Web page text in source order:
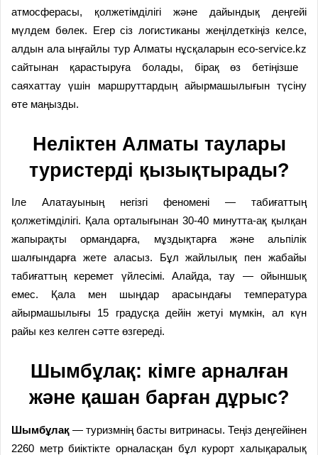
атмосферасы, қолжетімділігі және дайындық деңгейі
мүлдем бөлек. Егер сіз логистиканы жеңілдеткіңіз келсе,
алдын ала ыңғайлы тур Алматы нұсқаларын eco-service.kz
сайтынан қарастыруға болады, бірақ өз бетіңізше
саяхаттау үшін маршруттардың айырмашылығын түсіну
өте маңызды.
Неліктен Алматы таулары
туристерді қызықтырады?
Іле Алатауының негізгі феномені — табиғаттың
қолжетімділігі. Қала орталығынан 30-40 минутта-ақ қылқан
жапырақты ормандарға, мұздықтарға және альпілік
шалғындарға жете аласыз. Бұл жайлылық пен жабайы
табиғаттың керемет үйлесімі. Алайда, тау — ойыншық
емес. Қала мен шыңдар арасындағы температура
айырмашылығы 15 градусқа дейін жетуі мүмкін, ал күн
райы кез келген сәтте өзгереді.
Шымбұлақ: кімге арналған
және қашан барған дұрыс?
Шымбұлақ — туризмнің басты витринасы. Теңіз деңгейінен
2260 метр биіктікте орналасқан бұл курорт халықаралық